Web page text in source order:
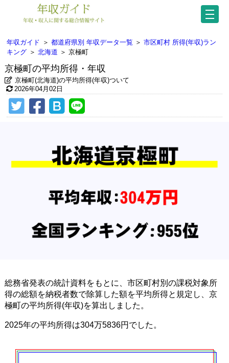
年収ガイド ＞ 都道府県別 年収データ一覧 ＞ 市区町村 所得(年収)ラン
キング ＞ 北海道 ＞ 京極町
京極町の平均所得・年収
京極町(北海道)の平均所得(年収)ついて
2026年04月02日
総務省発表の統計資料をもとに、市区町村別の課税対象所
得の総額を納税者数で除算した額を平均所得と規定し、京
極町の平均所得(年収)を算出しました。
2025年の平均所得は304万5836円でした。